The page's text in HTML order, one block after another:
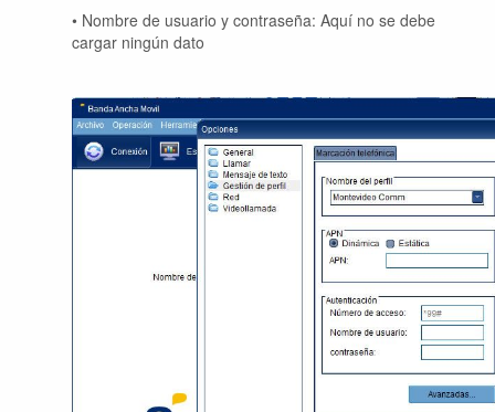
• Nombre de usuario y contraseña: Aquí no se debe
cargar ningún dato